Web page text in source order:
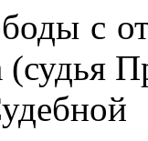
с
(судья